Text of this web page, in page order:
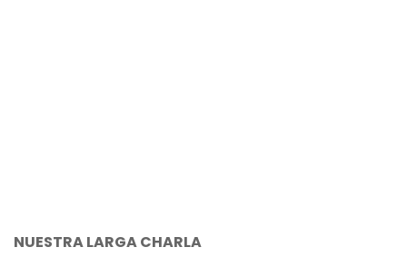
NUESTRA LARGA CHARLA